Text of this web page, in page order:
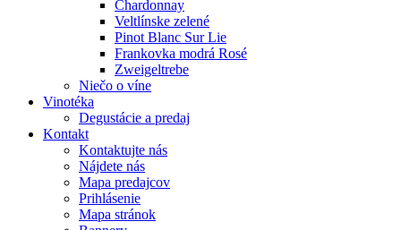
Chardonnay
Veltlínske zelené
Pinot Blanc Sur Lie
Frankovka modrá Rosé
Zweigeltrebe
Niečo o víne
Vinotéka
Degustácie a predaj
Kontakt
Kontaktujte nás
Nájdete nás
Mapa predajcov
Prihlásenie
Mapa stránok